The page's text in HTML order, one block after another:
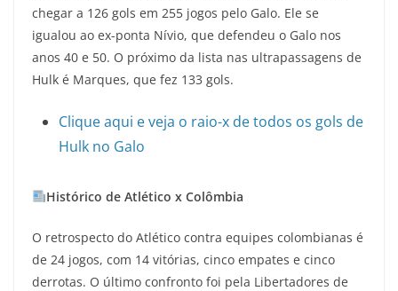
chegar a 126 gols em 255 jogos pelo Galo. Ele se
igualou ao ex-ponta Nívio, que defendeu o Galo nos
anos 40 e 50. O próximo da lista nas ultrapassagens de
Hulk é Marques, que fez 133 gols.
Clique aqui e veja o raio-x de todos os gols de
Hulk no Galo
Histórico de Atlético x Colômbia
O retrospecto do Atlético contra equipes colombianas é
de 24 jogos, com 14 vitórias, cinco empates e cinco
derrotas. O último confronto foi pela Libertadores de